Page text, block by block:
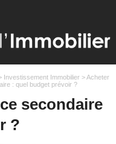
Investissement Immobilier>Acheter
: quel budget prévoir ?
secondaire
?